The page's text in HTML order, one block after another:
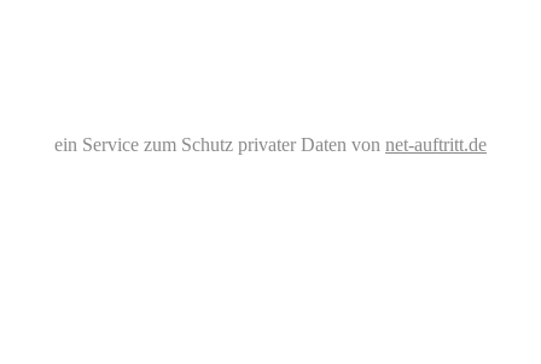
ein Service zum Schutz privater Daten von net-auftritt.de